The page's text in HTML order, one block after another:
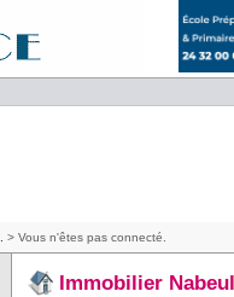
> Vous n'êtes pas connecté.
Immobilier Nabeul